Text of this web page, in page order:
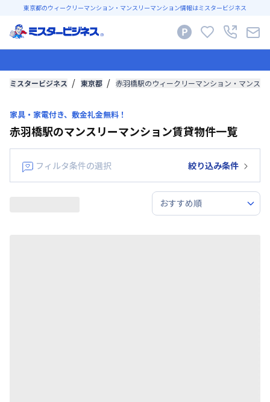
東京都のウィークリーマンション・マンスリーマンション情報はミスタービジネス
ミスタービジネス 東京都 赤羽橋駅のウィークリーマンション・マンス
家具・家電付き、敷金礼金無料！
赤羽橋駅のマンスリーマンション賃貸物件一覧
フィルタ条件の選択 絞り込み条件